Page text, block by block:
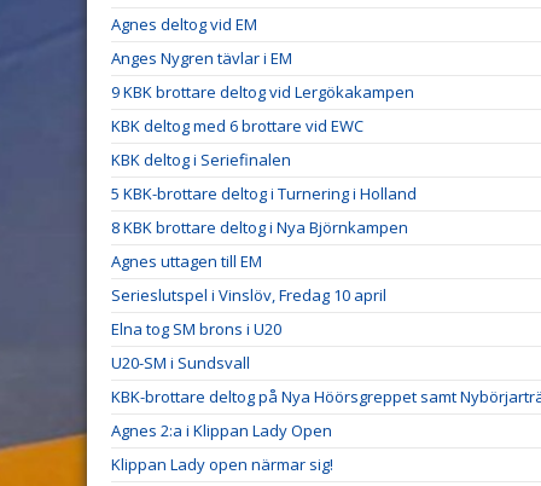
Agnes deltog vid EM
Anges Nygren tävlar i EM
9 KBK brottare deltog vid Lergökakampen
KBK deltog med 6 brottare vid EWC
KBK deltog i Seriefinalen
5 KBK-brottare deltog i Turnering i Holland
8 KBK brottare deltog i Nya Björnkampen
Agnes uttagen till EM
Serieslutspel i Vinslöv, Fredag 10 april
Elna tog SM brons i U20
U20-SM i Sundsvall
KBK-brottare deltog på Nya Höörsgreppet samt
Agnes 2:a i Klippan Lady Open
Klippan Lady open närmar sig!